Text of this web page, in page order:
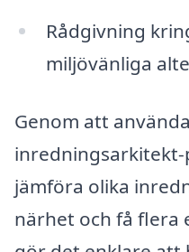
Rådgivning
miljövänliga
Genom att
inredningsarkitekt-
jämföra olika
närhet och få flera